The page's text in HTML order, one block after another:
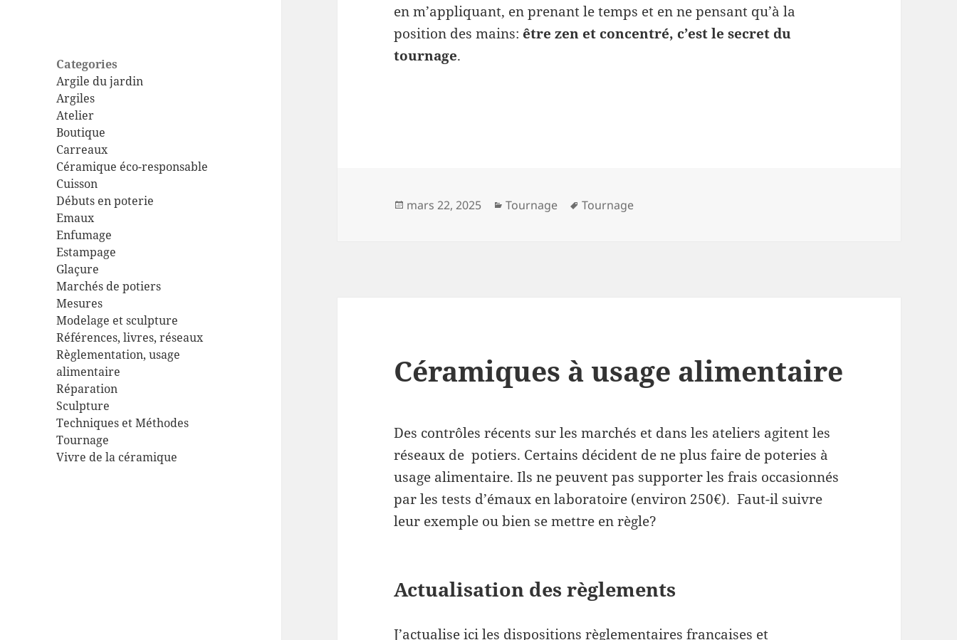
Categories
Argile du jardin
Argiles
Atelier
Boutique
Carreaux
Céramique éco-responsable
Cuisson
Débuts en poterie
Emaux
Enfumage
Estampage
Glaçure
Marchés de potiers
Mesures
Modelage et sculpture
Références, livres, réseaux
Règlementation, usage
alimentaire
Réparation
Sculpture
Techniques et Méthodes
Tournage
Vivre de la céramique
en m’appliquant, en prenant le temps et en ne pensant qu’à la
position des mains: être zen et concentré, c’est le secret du
tournage.
Publié
mars 22, 2025 Catégories
Tournage
Mots-
Tournage
Céramiques à usage alimentaire
Des contrôles récents sur les marchés et dans les ateliers agitent les
réseaux de potiers. Certains décident de ne plus faire de poteries à
usage alimentaire. Ils ne peuvent pas supporter les frais occasionnés
par les tests d’émaux en laboratoire (environ 250€). Faut-il suivre
leur exemple ou bien se mettre en règle?
Actualisation des règlements
J’actualise ici les dispositions règlementaires françaises et